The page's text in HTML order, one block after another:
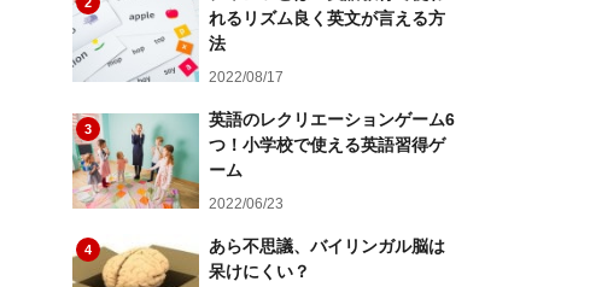
れるリズム良く英文が言える方
法
2022/08/17
3
英語のレクリエーションゲーム6
つ！小学校で使える英語習得ゲ
ーム
2022/06/23
4
あら不思議、バイリンガル脳は
呆けにくい？